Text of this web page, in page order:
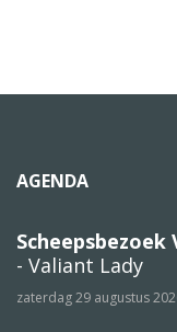
AGENDA
Scheepsbezoek
- Valiant Lady
zaterdag 29 augustus